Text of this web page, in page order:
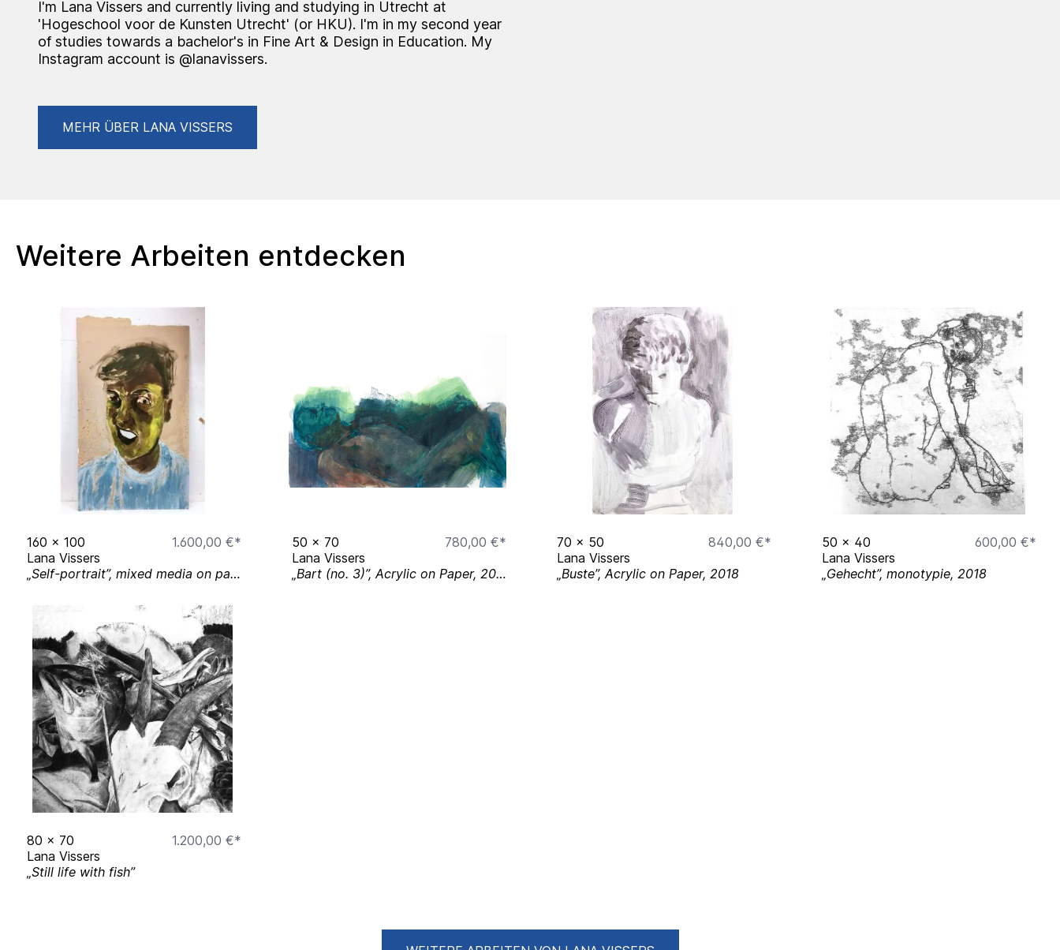
I'm Lana Vissers and currently living and studying in Utrecht at
'Hogeschool voor de Kunsten Utrecht' (or HKU). I'm in my second year
of studies towards a bachelor's in Fine Art & Design in Education. My
Instagram account is @lanavissers.
MEHR ÜBER LANA VISSERS
Weitere Arbeiten entdecken
160 x 100
1.600,00 €*
Lana Vissers
„Self-portrait”, mixed media on panel, 2019
50 x 70
780,00 €*
Lana Vissers
„Bart (no. 3)”, Acrylic on Paper, 2019
70 x 50
840,00 €*
Lana Vissers
„Buste”, Acrylic on Paper, 2018
50 x 40
600,00 €*
Lana Vissers
„Gehecht”, monotypie, 2018
80 x 70
1.200,00 €*
Lana Vissers
„Still life with fish”